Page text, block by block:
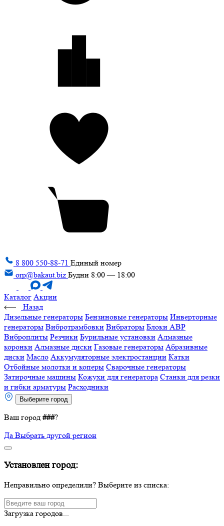
8 800 550-88-71 Единый номер
orp@bakaut.biz Будни 8:00 — 18:00
Каталог Акции
Назад
Дизельные генераторы Бензиновые генераторы Инверторные
генераторы Вибротрамбовки Вибраторы Блоки АВР
Виброплиты Резчики Бурильные установки Алмазные
коронки Алмазные диски Газовые генераторы Абразивные
диски Масло Аккумуляторные электростанции Катки
Отбойные молотки и коперы Сварочные генераторы
Затирочные машины Кожухи для генератора Станки для резки
и гибки арматуры Расходники
Выберите город
Ваш город ###?
Да Выбрать другой регион
Установлен город:
Неправильно определили? Выберите из списка:
Загрузка городов...